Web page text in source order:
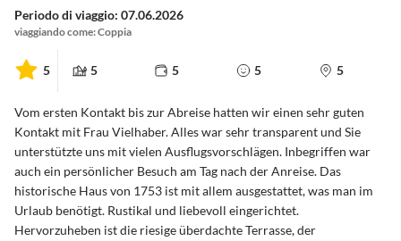
Periodo di viaggio: 07.06.2026
viaggiando come: Coppia
5 5 5 5 5
Vom ersten Kontakt bis zur Abreise hatten wir einen sehr guten
Kontakt mit Frau Vielhaber. Alles war sehr transparent und Sie
unterstützte uns mit vielen Ausflugsvorschlägen. Inbegriffen war
auch ein persönlicher Besuch am Tag nach der Anreise. Das
historische Haus von 1753 ist mit allem ausgestattet, was man im
Urlaub benötigt. Rustikal und liebevoll eingerichtet.
Hervorzuheben ist die riesige überdachte Terrasse, der